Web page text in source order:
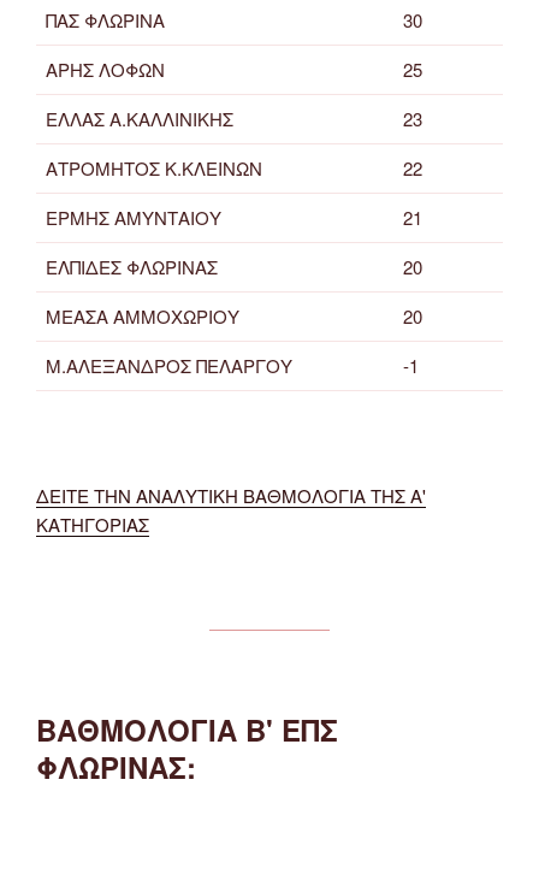
ΠΑΣ ΦΛΩΡΙΝΑ
30
ΑΡΗΣ ΛΟΦΩΝ
25
ΕΛΛΑΣ Α.ΚΑΛΛΙΝΙΚΗΣ
23
ΑΤΡΟΜΗΤΟΣ Κ.ΚΛΕΙΝΩΝ
22
ΕΡΜΗΣ ΑΜΥΝΤΑΙΟΥ
21
ΕΛΠΙΔΕΣ ΦΛΩΡΙΝΑΣ
20
ΜΕΑΣΑ ΑΜΜΟΧΩΡΙΟΥ
20
Μ.ΑΛΕΞΑΝΔΡΟΣ ΠΕΛΑΡΓΟΥ
-1
ΔΕΙΤΕ ΤΗΝ ΑΝΑΛΥΤΙΚΗ ΒΑΘΜΟΛΟΓΙΑ ΤΗΣ Α'
ΚΑΤΗΓΟΡΙΑΣ
ΒΑΘΜΟΛΟΓΙΑ Β' ΕΠΣ
ΦΛΩΡΙΝΑΣ: